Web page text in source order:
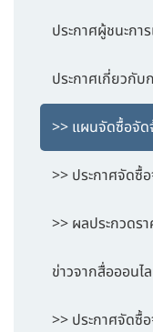
ประกาศผู้ชนะกา
ประกาศเกี่ยวกั
>> แผนจัดซื้อจัด
>> ประกาศจัดซื้
>> ผลประกวดร
ข่าวจากสื่อออนไ
>> ประกาศจัดซื้